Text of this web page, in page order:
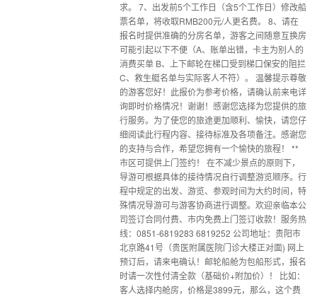
求。 7、出发前5个工作日（含5个工作日）修改船
票名单，将收取RMB200元/人更名费。 8、请在
报名时提供准确的分房名单，游客之间随意互换房
可能引起以下不便（A、账单出错，卡主为别人的
消费买单 B、上下邮轮在梯口受到梯口保安的阻拦
C、救生艇名单与实际客人不符）。 温馨提示尊敬
的游客您好！此报价为参考价格，请确认前来电详
询即时价格情况！谢谢！感谢您选择为您提供的旅
行服务。为了使您的旅途更加顺利、愉快，请您仔
细阅读此行程内容、接待标准及各项备注。感谢您
的支持与合作，希望您拥有一个愉快的旅程！ **
市区可提供上门签约！ 在不减少景点的原则下，
导游可根据具体的接待情况自行调整游览顺序。行
程中规定的出发、游览、参观时间为大约时间，特
殊情况导游可与游客协商进行调整。欢迎亲临本公
司签订合同付费、市内免费上门签订收款！服务热
线：0851-6819283 6819252 公司地址：贵阳市
北京路41号（贵医附属医院门诊大楼正对面) 网上
预订后，请来电确认！邮轮船舱为包船形式，报名
时请一次性付清全款（基础价+附加价）！ 比如：
客人选择内舱房，价格是3899元，那么，这个费